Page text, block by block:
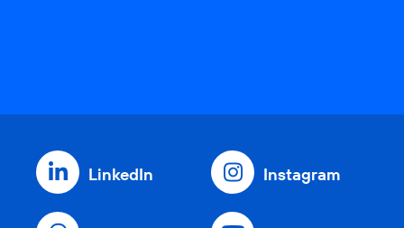
LinkedIn Instagram